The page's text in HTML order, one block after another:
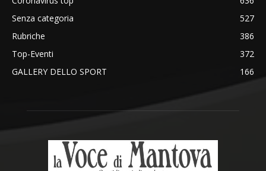
Senza categoria
527
Rubriche
386
Top-Eventi
372
GALLERY DELLO SPORT
166